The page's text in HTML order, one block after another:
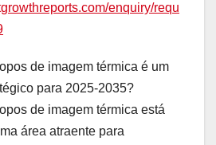
enquiry/requ
de imagem térmica é um
para 2025-2035?
de imagem térmica está
área atraente para